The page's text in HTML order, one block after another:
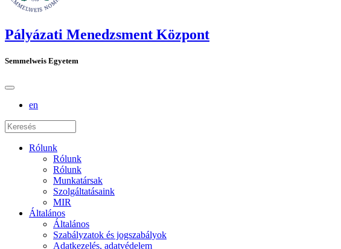
Pályázati Menedzsment Központ
Semmelweis Egyetem
en
Rólunk
Rólunk
Rólunk
Munkatársak
Szolgáltatásaink
MIR
Általános
Általános
Szabályzatok és jogszabályok
Adatkezelés, adatvédelem